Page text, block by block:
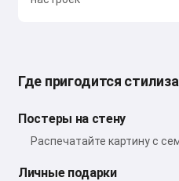
Где пригодится
Постеры на стену
Распечатайте картину с
Личные подарки